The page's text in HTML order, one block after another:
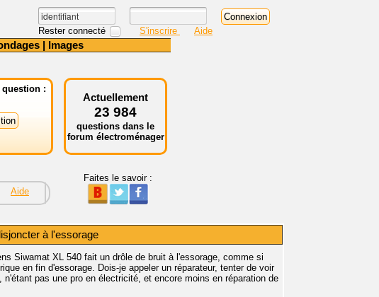
Rester connecté S'inscrire Aide
| Images
:
Actuellement
23 984
questions dans le
forum électroménager
Aide
Faites le savoir :
à l'essorage
Siwamat XL 540 fait un drôle de bruit à l'essorage, comme si
en fin d'essorage. Dois-je appeler un réparateur, tenter de voir
pas une pro en électricité, et encore moins en réparation de